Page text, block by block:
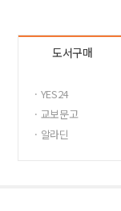
도서구매
· YES24
· 교보문고
· 알라딘